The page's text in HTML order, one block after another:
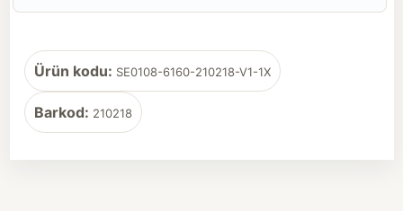
Ürün kodu: SE0108-6160-210218-V1-1X
Barkod: 210218